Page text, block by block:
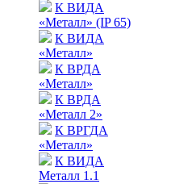
К ВИДА
«Металл» (IP 65)
К ВИДА
«Металл»
К ВРДА
«Металл»
К ВРДА
«Металл 2»
К ВРГДА
«Металл»
К ВИДА
Металл 1.1